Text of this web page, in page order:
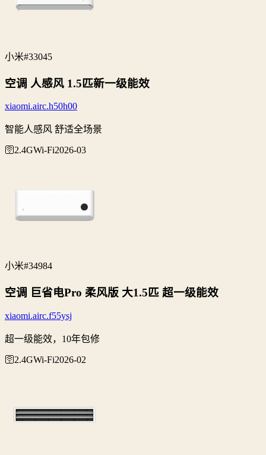
小米#33045
空调 人感风 1.5匹新一级能效
xiaomi.airc.h50h00
智能人感风 舒适全场景
🛜2.4GWi‑Fi2026-03
小米#34984
空调 巨省电Pro 柔风版 大1.5匹 超一级能效
xiaomi.airc.f55ysj
超一级能效，10年包修
🛜2.4GWi‑Fi2026-02